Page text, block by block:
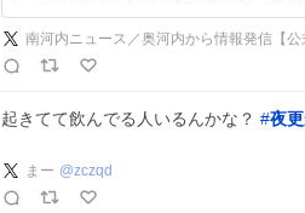
起きてて飲んでる人いるんかな？ #夜
まー @zczqd